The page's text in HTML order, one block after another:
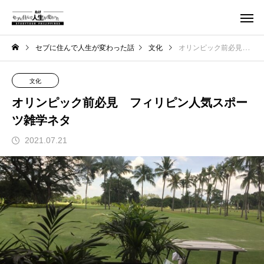
セブに住んで人生が変わった話 文化 オリンピック前必見 フィリピン人気スポーツ雑学ネタ
文化
オリンピック前必見 フィリピン人気スポー
ツ雑学ネタ
2021.07.21